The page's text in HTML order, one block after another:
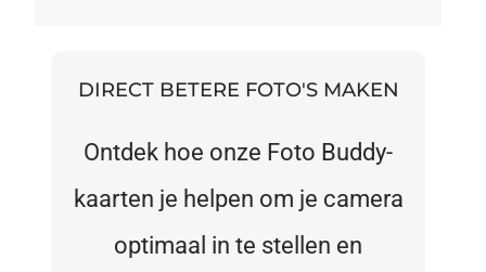
DIRECT BETERE FOTO'S MAKEN
Ontdek hoe onze Foto Buddy-
kaarten je helpen om je camera
optimaal in te stellen en